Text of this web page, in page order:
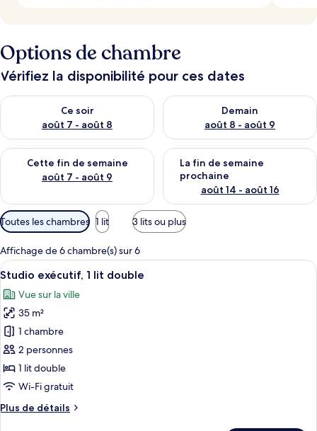
Options de chambre
Vérifiez la disponibilité pour ces dates
Ce soir
août 7 - août 8
Vérifier la disponibilité pour ce soir août 7 - août 8
Demain
août 8 - août 9
Vérifier la disponibilité pour
Cette fin de semaine
août 7 - août 9
Vérifier la disponibilité pour cette fin de semaine août 7 -
La fin de semaine
prochaine
août 14 - août 16
Vérifier la disponibilité pour
Filtres
disponibles
pour
les
chambres
Toutes les chambres 1 lit 3 lits ou plus
Affichage de 6 chambre(s) sur 6
Afficher
toutes
les
photos
pour
ce
type
de
chambre :
Studio
Studio exécutif, 1 lit double |
14
Studio exécutif, 1 lit double
Vue sur la ville
35 m²
1 chambre
2 personnes
1 lit double
Wi-Fi gratuit
Plus de détails
Plus